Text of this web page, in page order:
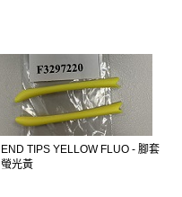
END TIPS YELLOW FLUO - 腳套
螢光黃